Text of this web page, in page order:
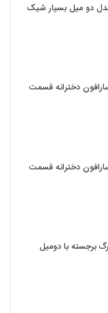
دو میل بسیار شیک
دخترانه قسمت
دخترانه قسمت
برجسته با دومیل